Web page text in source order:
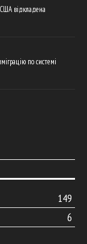
відкладена
по системі
149
6